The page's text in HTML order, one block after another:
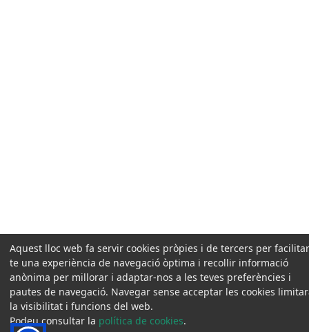
Aquest lloc web fa servir cookies pròpies i de tercers per
te una experiència de navegació òptima i recollir informació
anònima per millorar i adaptar-nos a les teves preferències i
pautes de navegació. Navegar sense acceptar les cookies
la visibilitat i funcions del web.
Podeu consultar la política de cookies.